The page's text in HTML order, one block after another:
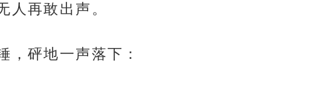
人再敢出声。
，砰地一声落下：